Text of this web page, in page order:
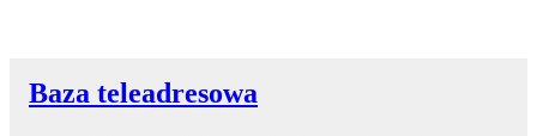
Baza teleadresowa